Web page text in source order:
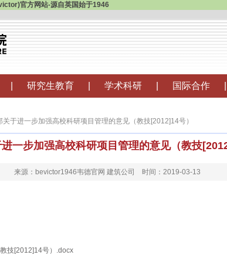
官方网站-源自英国始于1946
研究生教育 学术科研 国际合作
关于进一步加强高校科研项目管理的意见（教技[2012]14号）
一步加强高校科研项目管理的意见（教技
来源：bevictor1946韦德官网 建筑公司 时间：2019-03-13
技[2012]14号）.docx